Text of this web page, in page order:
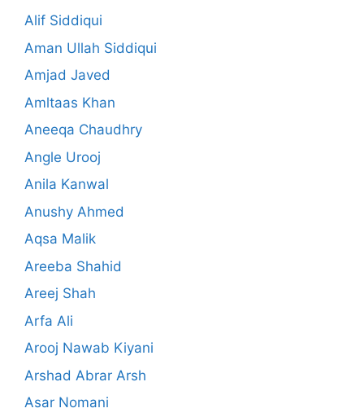
Alif Siddiqui
Aman Ullah Siddiqui
Amjad Javed
Amltaas Khan
Aneeqa Chaudhry
Angle Urooj
Anila Kanwal
Anushy Ahmed
Aqsa Malik
Areeba Shahid
Areej Shah
Arfa Ali
Arooj Nawab Kiyani
Arshad Abrar Arsh
Asar Nomani